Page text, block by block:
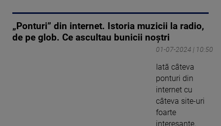
„Ponturi” din internet. Istoria muzicii la radio,
de pe glob. Ce ascultau bunicii noștri
01-07-2024 | 10:50
Iată câteva
ponturi din
internet cu
câteva site-uri
foarte
interesante.